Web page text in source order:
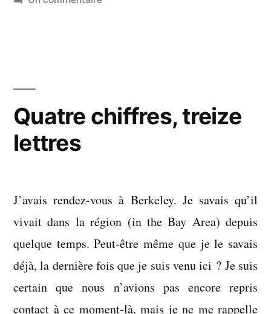
Quatre chiffres, treize
lettres
J’avais rendez-vous à Berkeley. Je savais qu’il
vivait dans la région (in the Bay Area) depuis
quelque temps. Peut-être même que je le savais
déjà, la dernière fois que je suis venu ici ? Je suis
certain que nous n’avions pas encore repris
contact à ce moment-là, mais je ne me rappelle